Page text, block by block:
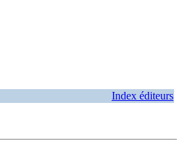
Index éditeurs